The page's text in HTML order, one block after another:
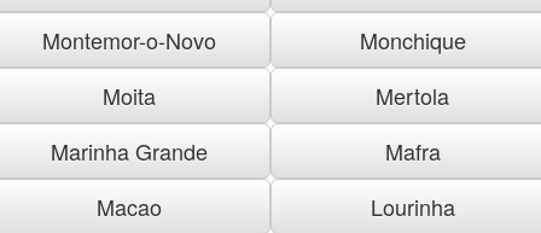
Montemor-o-Novo
Monchique
Moita
Mertola
Marinha Grande
Mafra
Macao
Lourinha